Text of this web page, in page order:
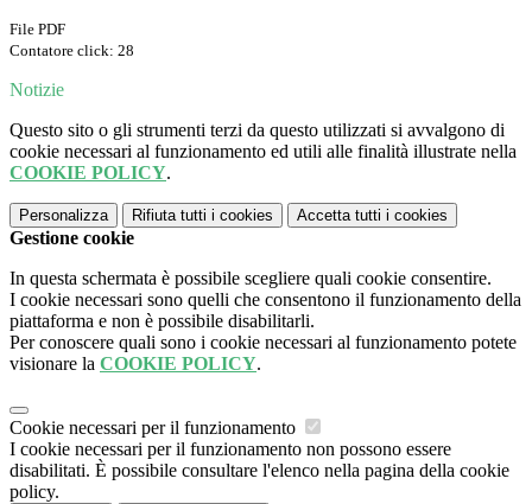
File PDF
Contatore click: 28
Notizie
Questo sito o gli strumenti terzi da questo utilizzati si avvalgono di
cookie necessari al funzionamento ed utili alle finalità illustrate nella
COOKIE POLICY.
Personalizza Rifiuta tutti i cookies Accetta tutti i cookies
Gestione cookie
In questa schermata è possibile scegliere quali cookie consentire.
I cookie necessari sono quelli che consentono il funzionamento della
piattaforma e non è possibile disabilitarli.
Per conoscere quali sono i cookie necessari al funzionamento potete
visionare la COOKIE POLICY.
Cookie necessari per il funzionamento
I cookie necessari per il funzionamento non possono essere
disabilitati. È possibile consultare l'elenco nella pagina della cookie
policy.